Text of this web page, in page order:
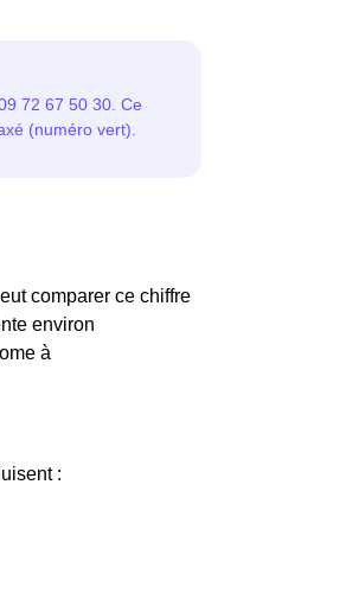
comparer ce chiffre
environ
à
: